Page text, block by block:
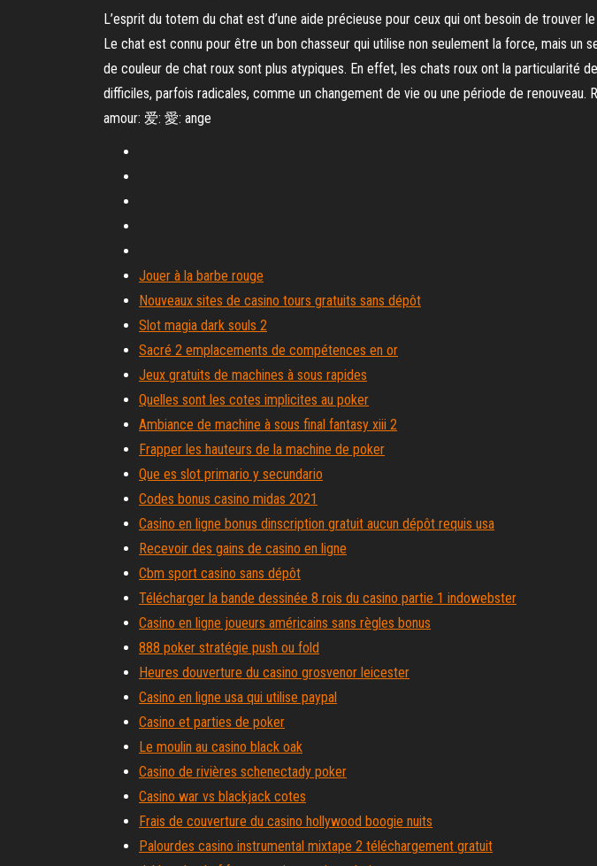
L’esprit du totem du chat est d’une aide précieuse pour ceux qui ont besoin de trouver
Le chat est connu pour être un bon chasseur qui utilise non seulement la force, mais un
de couleur de chat roux sont plus atypiques. En effet, les chats roux ont la particularité
difficiles, parfois radicales, comme un changement de vie ou une période de
amour: 爱: 愛: ange
Jouer à la barbe rouge
Nouveaux sites de casino tours gratuits sans dépôt
Slot magia dark souls 2
Sacré 2 emplacements de compétences en or
Jeux gratuits de machines à sous rapides
Quelles sont les cotes implicites au poker
Ambiance de machine à sous final fantasy xiii 2
Frapper les hauteurs de la machine de poker
Que es slot primario y secundario
Codes bonus casino midas 2021
Casino en ligne bonus dinscription gratuit aucun dépôt requis usa
Recevoir des gains de casino en ligne
Cbm sport casino sans dépôt
Télécharger la bande dessinée 8 rois du casino partie 1 indowebster
Casino en ligne joueurs américains sans règles bonus
888 poker stratégie push ou fold
Heures douverture du casino grosvenor leicester
Casino en ligne usa qui utilise paypal
Casino et parties de poker
Le moulin au casino black oak
Casino de rivières schenectady poker
Casino war vs blackjack cotes
Frais de couverture du casino hollywood boogie nuits
Palourdes casino instrumental mixtape 2 téléchargement gratuit